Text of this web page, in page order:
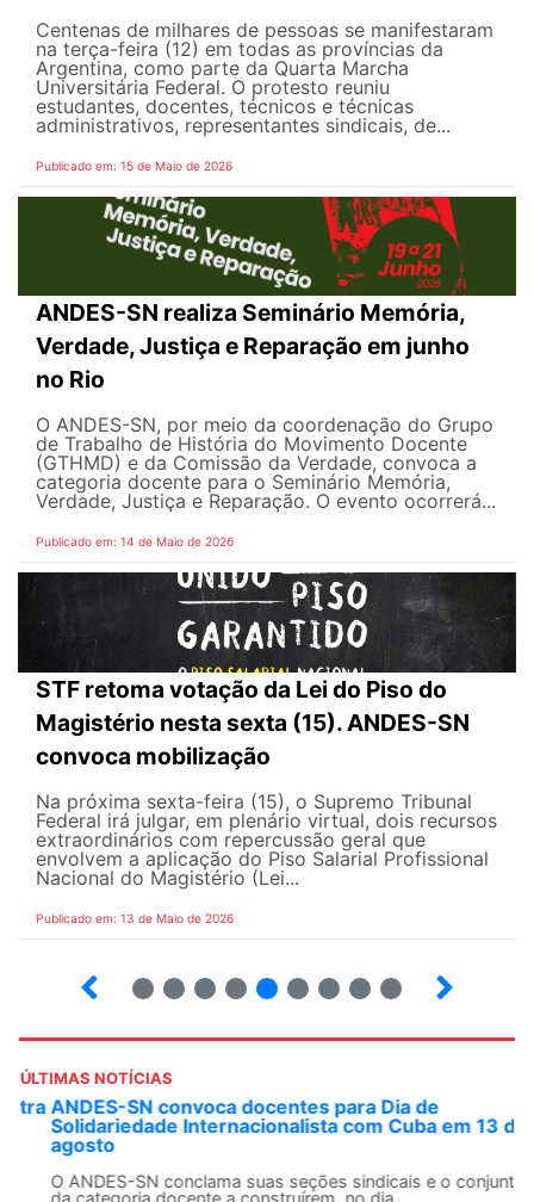
Centenas de milhares de pessoas se manifestaram
na terça-feira (12) em todas as províncias da
Argentina, como parte da Quarta Marcha
Universitária Federal. O protesto reuniu
estudantes, docentes, técnicos e técnicas
administrativos, representantes sindicais, de...
Publicado em: 15 de Maio de 2026
ANDES-SN realiza Seminário Memória,
Verdade, Justiça e Reparação em junho
no Rio
O ANDES-SN, por meio da coordenação do Grupo
de Trabalho de História do Movimento Docente
(GTHMD) e da Comissão da Verdade, convoca a
categoria docente para o Seminário Memória,
Verdade, Justiça e Reparação. O evento ocorrerá...
Publicado em: 14 de Maio de 2026
STF retoma votação da Lei do Piso do
Magistério nesta sexta (15). ANDES-SN
convoca mobilização
Na próxima sexta-feira (15), o Supremo Tribunal
Federal irá julgar, em plenário virtual, dois recursos
extraordinários com repercussão geral que
envolvem a aplicação do Piso Salarial Profissional
Nacional do Magistério (Lei...
Publicado em: 13 de Maio de 2026
ÚLTIMAS NOTÍCIAS
ANDES-SN convoca docentes para Dia de
Solidariedade Internacionalista com Cuba em 13 de
agosto
O ANDES-SN conclama suas seções sindicais e o conjunto
da categoria docente a construírem, no dia...